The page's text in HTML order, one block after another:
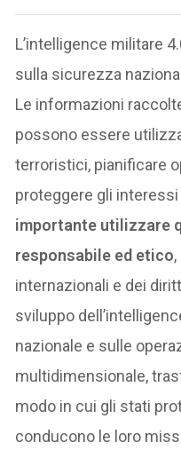
L’intelligence militare
sulla sicurezza
Le informazioni
possono essere
terroristici, pianificare
proteggere gli interessi
importante utilizzare
responsabile ed etico
internazionali e dei
sviluppo
nazionale e sulle
multidimensionale,
modo in cui gli stati
conducono le loro